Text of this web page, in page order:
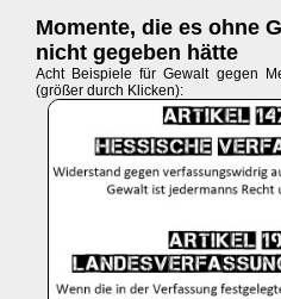
Momente, die es ohne
nicht gegeben hätte
Acht Beispiele für Gewalt gegen
(größer durch Klicken):